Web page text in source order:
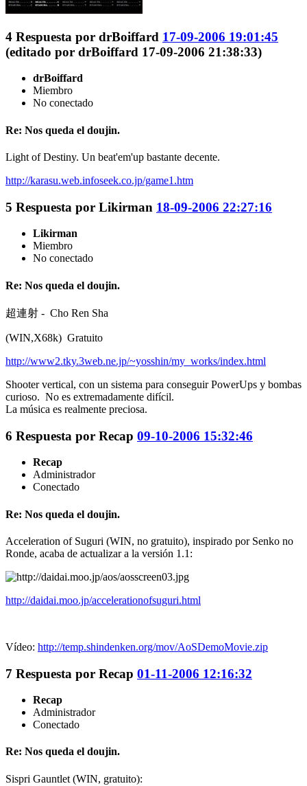
4 Respuesta por drBoiffard 17-09-2006 19:01:45
(editado por drBoiffard 17-09-2006 21:38:33)
drBoiffard
Miembro
No conectado
Re: Nos queda el doujin.
Light of Destiny. Un beat'em'up bastante decente.
http://karasu.web.infoseek.co.jp/game1.htm
5 Respuesta por Likirman 18-09-2006 22:27:16
Likirman
Miembro
No conectado
Re: Nos queda el doujin.
超連射 - Cho Ren Sha
(WIN,X68k) Gratuito
http://www2.tky.3web.ne.jp/~yosshin/my_works/index.html
Shooter vertical, con un sistema para conseguir PowerUps y bombas
curioso. No es extremadamente difícil.
La música es realmente preciosa.
6 Respuesta por Recap 09-10-2006 15:32:46
Recap
Administrador
Conectado
Re: Nos queda el doujin.
Acceleration of Suguri (WIN, no gratuito), inspirado por Senko no
Ronde, acaba de actualizar a la versión 1.1:
http://daidai.moo.jp/accelerationofsuguri.html
Vídeo: http://temp.shindenken.org/mov/AoSDemoMovie.zip
7 Respuesta por Recap 01-11-2006 12:16:32
Recap
Administrador
Conectado
Re: Nos queda el doujin.
Sispri Gauntlet (WIN, gratuito):